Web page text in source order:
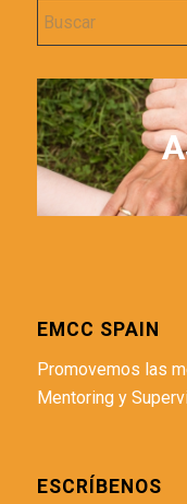
EMCC SPAIN
Promovemos las
Mentoring y
ESCRÍBENOS